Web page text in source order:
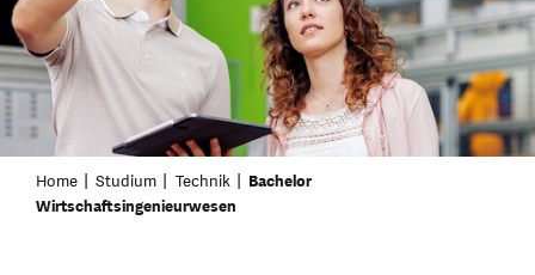
Home Studium Technik
Bachelor
Wirtschaftsingenieurwesen